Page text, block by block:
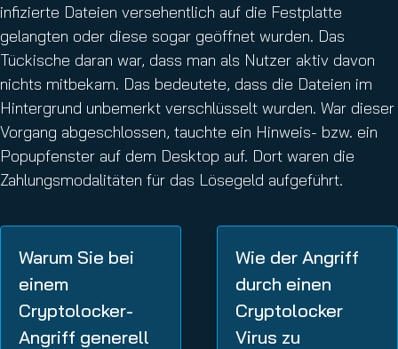
infizierte Dateien versehentlich auf die Festplatte
gelangten oder diese sogar geöffnet wurden. Das
Tückische daran war, dass man als Nutzer aktiv davon
nichts mitbekam. Das bedeutete, dass die Dateien im
Hintergrund unbemerkt verschlüsselt wurden. War dieser
Vorgang abgeschlossen, tauchte ein Hinweis- bzw. ein
Popupfenster auf dem Desktop auf. Dort waren die
Zahlungsmodalitäten für das Lösegeld aufgeführt.
Warum Sie bei
einem
Cryptolocker-
Angriff generell
Wie der Angriff
durch einen
Cryptolocker
Virus zu